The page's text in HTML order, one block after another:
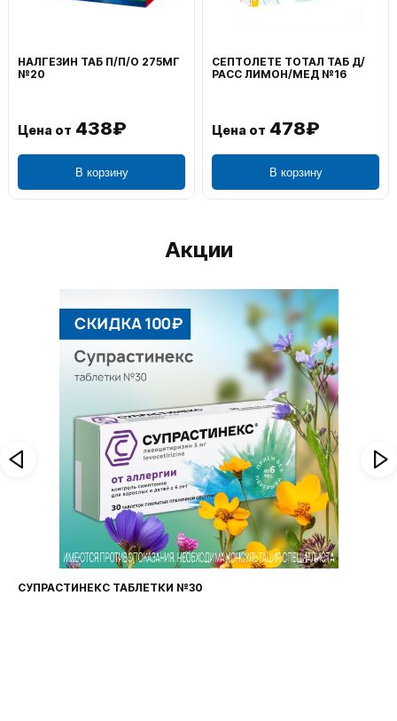
НАЛГЕЗИН ТАБ П/П/О 275МГ
№20
Цена от 438₽
В корзину
СЕПТОЛЕТЕ ТОТАЛ ТАБ Д/
РАСС ЛИМОН/МЕД №16
Цена от 478₽
В корзину
Акции
СУПРАСТИНЕКС ТАБЛЕТКИ №30